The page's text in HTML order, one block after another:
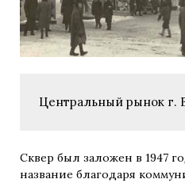
Центральный рынок г.
Сквер был заложен в 1947
название благодаря